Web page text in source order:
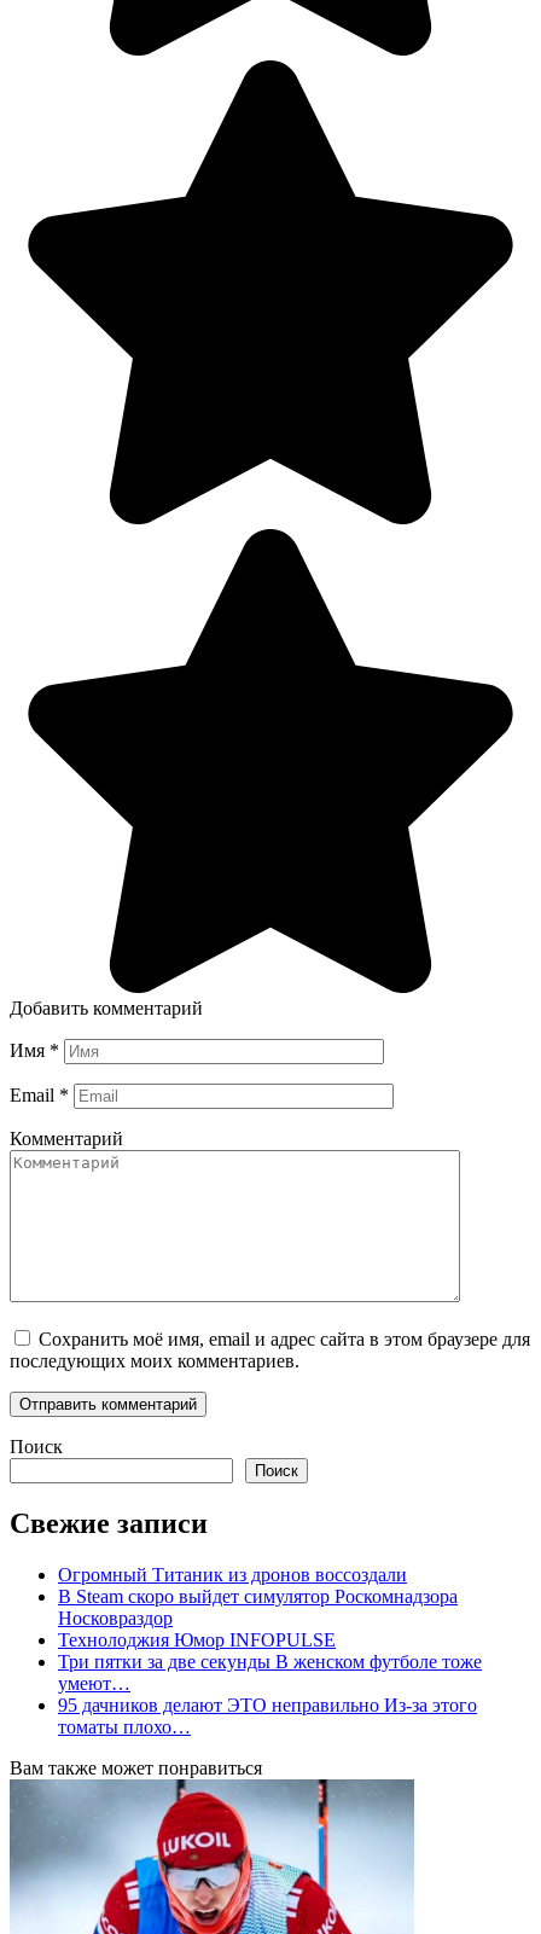
Добавить комментарий
Имя *
Email *
Комментарий
Сохранить моё имя, email и адрес сайта в этом браузере для
последующих моих комментариев.
Поиск
Поиск
Свежие записи
Огромный Титаник из дронов воссоздали
В Steam скоро выйдет симулятор Роскомнадзора
Носковраздор
Технолоджия Юмор INFOPULSE
Три пятки за две секунды В женском футболе тоже
умеют…
95 дачников делают ЭТО неправильно Из-за этого
томаты плохо…
Вам также может понравиться